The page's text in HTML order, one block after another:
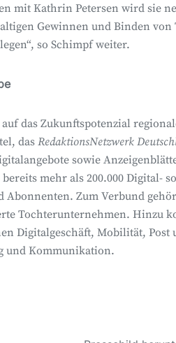
mit Kathrin Petersen wird sie
Gewinnen und Binden
so Schimpf weiter.
auf das Zukunftspotenzial
das RedaktionsNetzwerk
sowie
mehr als 200.000 Digital-
Abonnenten. Zum Verbund
Tochterunternehmen. Hinzu
Digitalgeschäft, Mobilität,
und Kommunikation.